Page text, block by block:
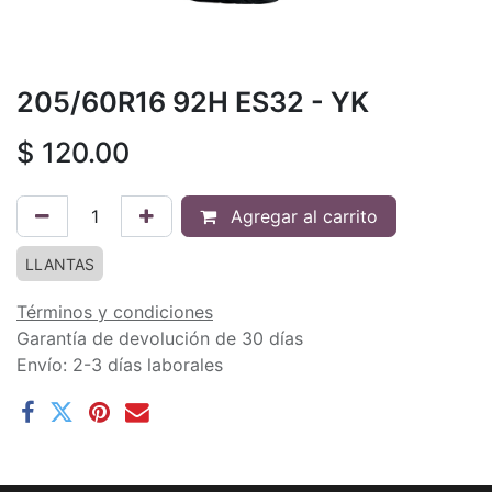
205/60R16 92H ES32 - YK
$ 120.00
Agregar al carrito
LLANTAS
Términos y condiciones
Garantía de devolución de 30 días
Envío: 2-3 días laborales